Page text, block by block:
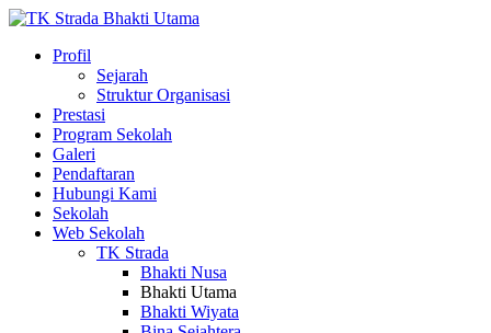
Profil
Sejarah
Struktur Organisasi
Prestasi
Program Sekolah
Galeri
Pendaftaran
Hubungi Kami
Sekolah
Web Sekolah
TK Strada
Bhakti Nusa
Bhakti Utama
Bhakti Wiyata